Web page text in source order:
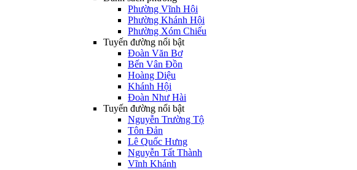
Phường Vĩnh Hội
Phường Khánh Hội
Phường Xóm Chiếu
Tuyến đường nổi bật
Đoàn Văn Bơ
Bến Vân Đồn
Hoàng Diệu
Khánh Hội
Đoàn Như Hài
Tuyến đường nổi bật
Nguyễn Trường Tộ
Tôn Đản
Lê Quốc Hưng
Nguyễn Tất Thành
Vĩnh Khánh